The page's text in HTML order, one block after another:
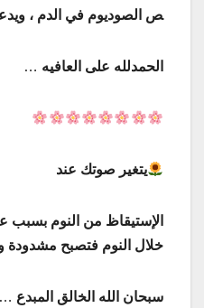
ص الصوديوم في الدم ،
الحمدلله على العافيه …
يتغير صوتك عند
الإستيقاظ من النوم بسبب
خلال النوم فتصبح مشدودة
سبحان الله الخالق المبدع …